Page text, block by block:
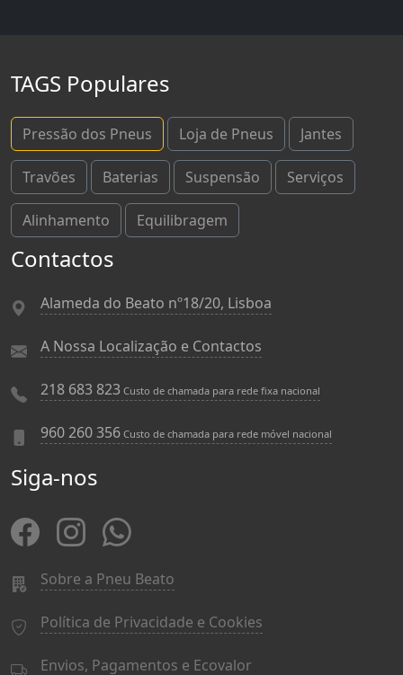
TAGS Populares
Pressão dos Pneus Loja de Pneus Jantes
Travões Baterias Suspensão Serviços
Alinhamento Equilibragem
Contactos
Alameda do Beato nº18/20, Lisboa
A Nossa Localização e Contactos
218 683 823 Custo de chamada para rede fixa nacional
960 260 356 Custo de chamada para rede móvel nacional
Siga-nos
Sobre a Pneu Beato
Política de Privacidade e Cookies
Envios, Pagamentos e Ecovalor